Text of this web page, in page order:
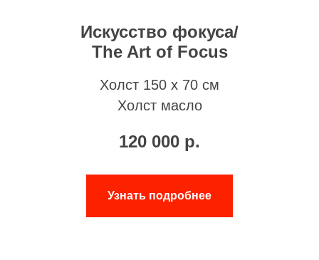
Искусство фокуса/
The Art of Focus
Холст 150 х 70 см
Холст масло
120 000 р.
Узнать подробнее